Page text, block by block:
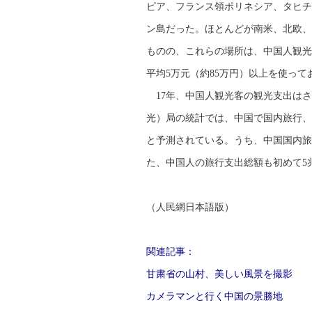
ピア、フランス領ポリネシア、タヒ
ン島だった。ほとんどが南米、北欧
ものの、これらの場所は、中国人観
平均5万元（約85万円）以上を使っ
17年、中国人観光客の観光支出は
光）局の統計では、中国で国内旅行
と予測されている。うち、中国国内
た、中国人の旅行支出総額も初めて
（人民網日本語版）
関連記事：
甘粛省の山村、美しい風景を撮影
カメラマンと行く中国の景勝地